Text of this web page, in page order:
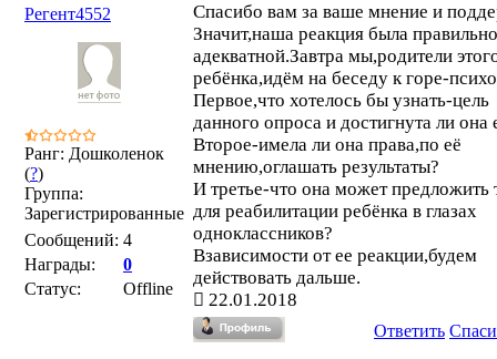
Регент4552
Ранг: Дошколенок
(?)
Группа:
Зарегистрированные
Сообщений: 4
Награды:
0
Статус:
Offline
Спасибо вам за ваше мнение и
Значит,наша реакция была
адекватной.Завтра мы,родители
ребёнка,идём на беседу к горе-
Первое,что хотелось бы узнать-цель
данного опроса и достигнута ли она
Второе-имела ли она права,по её
мнению,оглашать результаты?
И третье-что она может предложить
для реабилитации ребёнка в глазах
одноклассников?
Взависимости от ее реакции,будем
действовать дальше.
22.01.2018
Ответить